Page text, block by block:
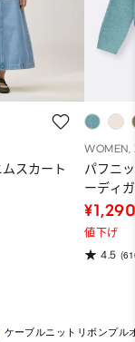
スカート
WOMEN,
パフニ
ーディ
品)
値下げ
4.5
ケーブルニットリボンプル